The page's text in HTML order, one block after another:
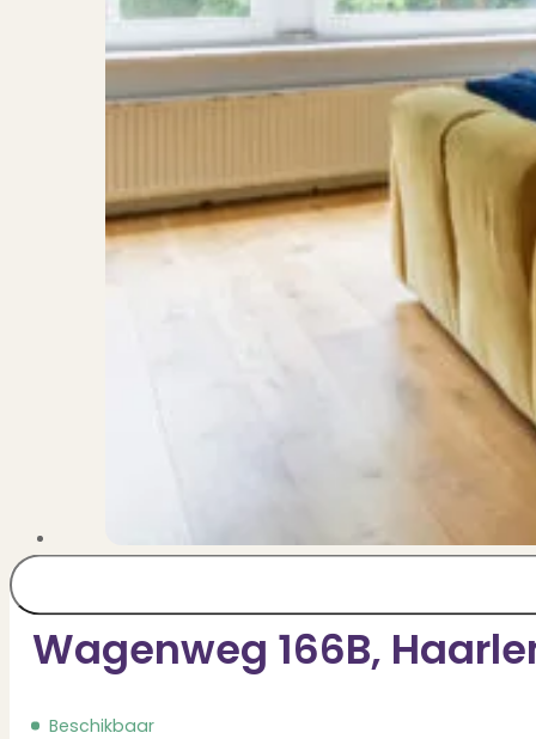
Wagenweg 166B,
Beschikbaar